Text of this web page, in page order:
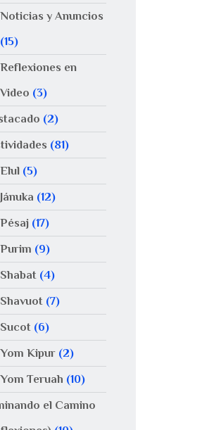
Noticias y Anuncios
(15)
Reflexiones en
Video (3)
(2)
(81)
Elul(5)
Jánuka (12)
Pésaj(17)
Purim (9)
Shabat(4)
Shavuot(7)
Sucot(6)
Yom Kipur(2)
Yom Teruah (10)
el Camino